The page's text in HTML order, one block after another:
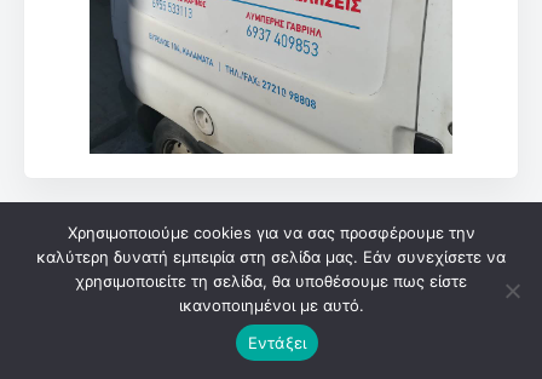
Χρησιμοποιούμε cookies για να σας προσφέρουμε την
καλύτερη δυνατή εμπειρία στη σελίδα μας. Εάν συνεχίσετε να
χρησιμοποιείτε τη σελίδα, θα υποθέσουμε πως είστε
ικανοποιημένοι με αυτό.
Εντάξει